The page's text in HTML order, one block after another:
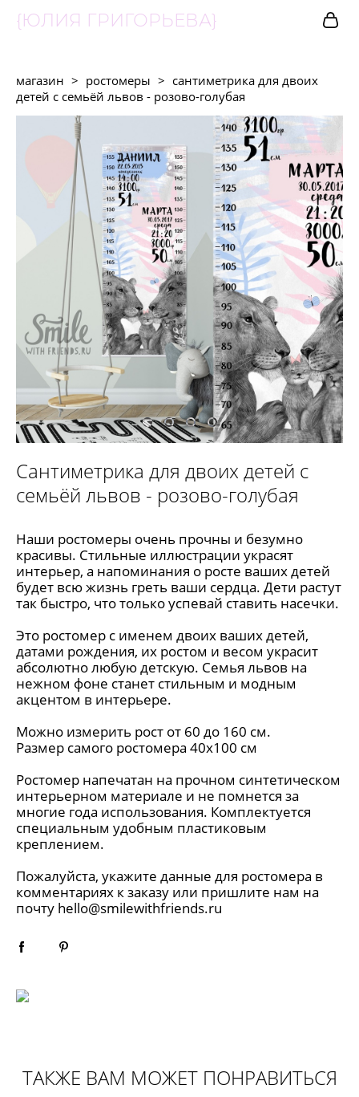
{ЮЛИЯ ГРИГОРЬЕВА}
магазин > ростомеры > сантиметрика для двоих
детей с семьёй львов - розово-голубая
Сантиметрика для двоих детей с
семьёй львов - розово-голубая
Наши ростомеры очень прочны и безумно
красивы. Стильные иллюстрации украсят
интерьер, а напоминания о росте ваших детей
будет всю жизнь греть ваши сердца. Дети растут
так быстро, что только успевай ставить насечки.
Это ростомер с именем двоих ваших детей,
датами рождения, их ростом и весом украсит
абсолютно любую детскую. Семья львов на
нежном фоне станет стильным и модным
акцентом в интерьере.
Можно измерить рост от 60 до 160 см.
Размер самого ростомера 40х100 см
Ростомер напечатан на прочном синтетическом
интерьерном материале и не помнется за
многие года использования. Комплектуется
специальным удобным пластиковым
креплением.
Пожалуйста, укажите данные для ростомера в
комментариях к заказу или пришлите нам на
почту hello@smilewithfriends.ru
ТАКЖЕ ВАМ МОЖЕТ ПОНРАВИТЬСЯ